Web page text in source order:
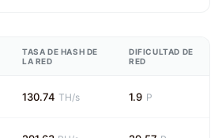
TASA DE HASH DE
LA RED
DIFICULTAD DE
RED
130.74 TH/s 1.9 P